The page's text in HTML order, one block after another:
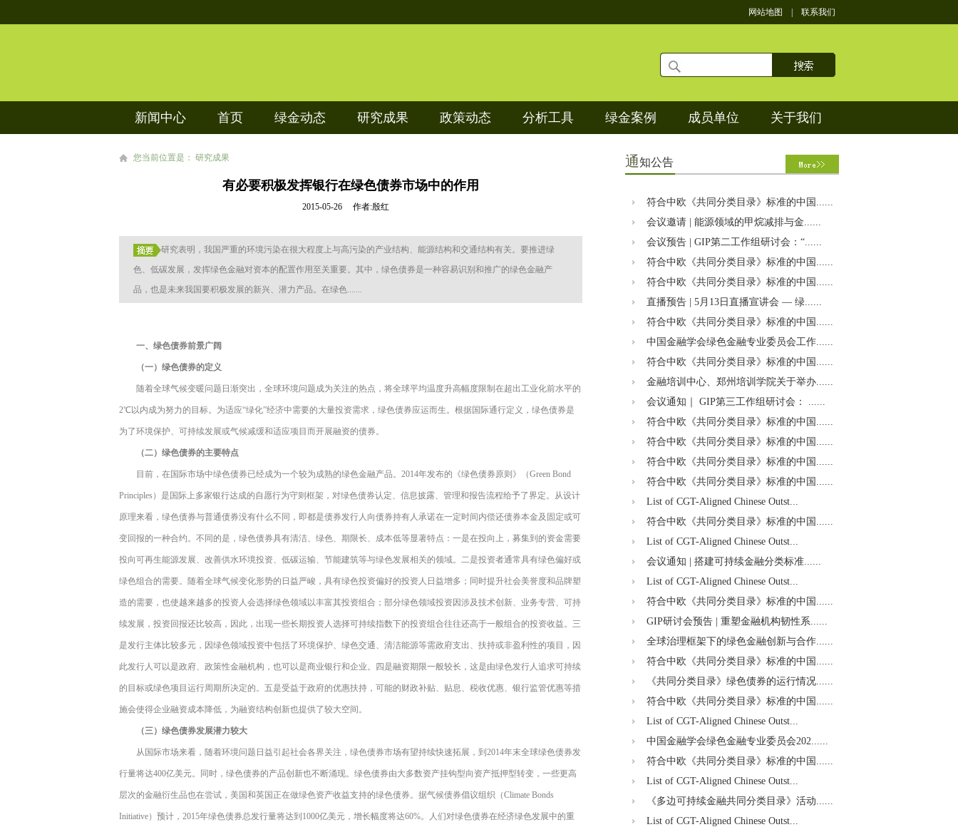
网站地图 联系我们
新闻中心 首页 绿金动态 研究成果 政策动态 分析工具 绿金案例 成员单位 关于我们
您当前位置是： 研究成果
有必要积极发挥银行在绿色债券市场中的作用
2015-05-26 作者:殷红
研究表明，我国严重的环境污染在很大程度上与高污染的产业结构、能源结构和交通结构有关。要推进绿
色、低碳发展，发挥绿色金融对资本的配置作用至关重要。其中，绿色债券是一种容易识别和推广的绿色金融产
品，也是未来我国要积极发展的新兴、潜力产品。在绿色.......
一、绿色债券前景广阔
（一）绿色债券的定义
随着全球气候变暖问题日渐突出，全球环境问题成为关注的热点，将全球平均温度升高幅度限制在超出工业化前水平的
2℃以内成为努力的目标。为适应“绿化”经济中需要的大量投资需求，绿色债券应运而生。根据国际通行定义，绿色债券是
为了环境保护、可持续发展或气候减缓和适应项目而开展融资的债券。
（二）绿色债券的主要特点
目前，在国际市场中绿色债券已经成为一个较为成熟的绿色金融产品。2014年发布的《绿色债券原则》（Green Bond
Principles）是国际上多家银行达成的自愿行为守则框架，对绿色债券认定、信息披露、管理和报告流程给予了界定。从设计
原理来看，绿色债券与普通债券没有什么不同，即都是债券发行人向债券持有人承诺在一定时间内偿还债券本金及固定或可
变回报的一种合约。不同的是，绿色债券具有清洁、绿色、期限长、成本低等显著特点：一是在投向上，募集到的资金需要
投向可再生能源发展、改善供水环境投资、低碳运输、节能建筑等与绿色发展相关的领域。二是投资者通常具有绿色偏好或
绿色组合的需要。随着全球气候变化形势的日益严峻，具有绿色投资偏好的投资人日益增多；同时提升社会美誉度和品牌塑
造的需要，也使越来越多的投资人会选择绿色领域以丰富其投资组合；部分绿色领域投资因涉及技术创新、业务专营、可持
续发展，投资回报还比较高，因此，出现一些长期投资人选择可持续指数下的投资组合往往还高于一般组合的投资收益。三
是发行主体比较多元，因绿色领域投资中包括了环境保护、绿色交通、清洁能源等需政府支出、扶持或非盈利性的项目，因
此发行人可以是政府、政策性金融机构，也可以是商业银行和企业。四是融资期限一般较长，这是由绿色发行人追求可持续
的目标或绿色项目运行周期所决定的。五是受益于政府的优惠扶持，可能的财政补贴、贴息、税收优惠、银行监管优惠等措
施会使得企业融资成本降低，为融资结构创新也提供了较大空间。
（三）绿色债券发展潜力较大
从国际市场来看，随着环境问题日益引起社会各界关注，绿色债券市场有望持续快速拓展，到2014年末全球绿色债券发
行量将达400亿美元。同时，绿色债券的产品创新也不断涌现。绿色债券由大多数资产挂钩型向资产抵押型转变，一些更高
层次的金融衍生品也在尝试，美国和英国正在做绿色资产收益支持的绿色债券。据气候债券倡议组织（Climate Bonds
Initiative）预计，2015年绿色债券总发行量将达到1000亿美元，增长幅度将达60%。人们对绿色债券在经济绿色发展中的重
通知公告
符合中欧《共同分类目录》标准的中国......
会议邀请 | 能源领域的甲烷减排与金......
会议预告 | GIP第二工作组研讨会：“......
符合中欧《共同分类目录》标准的中国......
符合中欧《共同分类目录》标准的中国......
直播预告 | 5月13日直播宣讲会 — 绿......
符合中欧《共同分类目录》标准的中国......
中国金融学会绿色金融专业委员会工作......
符合中欧《共同分类目录》标准的中国......
金融培训中心、郑州培训学院关于举办......
会议通知｜ GIP第三工作组研讨会： ......
符合中欧《共同分类目录》标准的中国......
符合中欧《共同分类目录》标准的中国......
符合中欧《共同分类目录》标准的中国......
符合中欧《共同分类目录》标准的中国......
List of CGT-Aligned Chinese Outst...
符合中欧《共同分类目录》标准的中国......
List of CGT-Aligned Chinese Outst...
会议通知 | 搭建可持续金融分类标准......
List of CGT-Aligned Chinese Outst...
符合中欧《共同分类目录》标准的中国......
GIP研讨会预告 | 重塑金融机构韧性系......
全球治理框架下的绿色金融创新与合作......
符合中欧《共同分类目录》标准的中国......
《共同分类目录》绿色债券的运行情况......
符合中欧《共同分类目录》标准的中国......
List of CGT-Aligned Chinese Outst...
中国金融学会绿色金融专业委员会202......
符合中欧《共同分类目录》标准的中国......
List of CGT-Aligned Chinese Outst...
《多边可持续金融共同分类目录》活动......
List of CGT-Aligned Chinese Outst...